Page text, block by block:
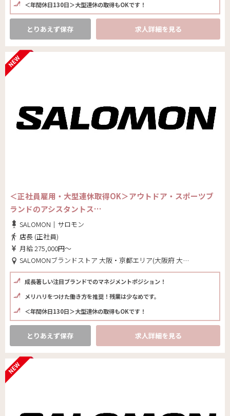
＜年間休日130日＞大型連休の取得もOKです！
とりあえず保存 求人詳細を見る
＜正社員雇用・大型連休取得OK＞アウトドア・スポーツブ
ランドのアシスタントス…
SALOMON｜サロモン
店長 (正社員)
月給 275,000円～
SALOMONブランドストア 大阪・京都エリア(大阪府 大阪市中央区)
成長著しい注目ブランドでのマネジメントポジション！
メリハリをつけた働き方を推奨！残業は少なめです。
＜年間休日130日＞大型連休の取得もOKです！
とりあえず保存 求人詳細を見る